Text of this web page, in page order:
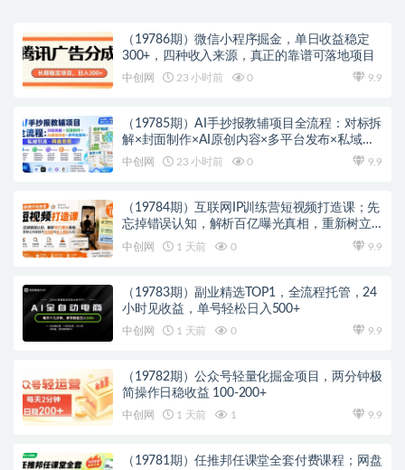
（19786期）微信小程序掘金，单日收益稳定
300+，四种收入来源，真正的靠谱可落地项目
中创网 23 小时前 0 9.9
（19785期）AI手抄报教辅项目全流程：对标拆
解×封面制作×AI原创内容×多平台发布×私域引
流×网盘变现
中创网 23 小时前 0 9.9
（19784期）互联网IP训练营短视频打造课；先
忘掉错误认知，解析百亿曝光真相，重新树立
内容创作方向感与收入模型认知
中创网 1 天前 0 9.9
（19783期）副业精选TOP1，全流程托管，24
小时见收益，单号轻松日入500+
中创网 1 天前 0 9.9
（19782期）公众号轻量化掘金项目，两分钟极
简操作日稳收益 100-200+
中创网 1 天前 1 9.9
（19781期）任推邦任课堂全套付费课程；网盘